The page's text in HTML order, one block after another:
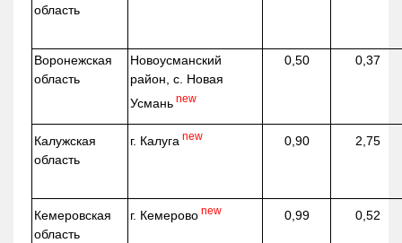
область
Воронежская
область
Новоусманский
район, с. Новая
Усмань new
0,50 0,37
Калужская
область
г. Калуга new 0,90 2,75
Кемеровская
область
г. Кемерово new 0,99 0,52